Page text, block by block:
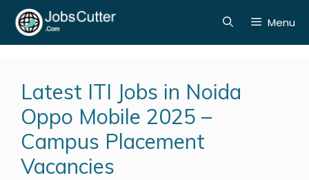
Menu
Latest ITI Jobs in Noida
Oppo Mobile 2025 –
Campus Placement
Vacancies